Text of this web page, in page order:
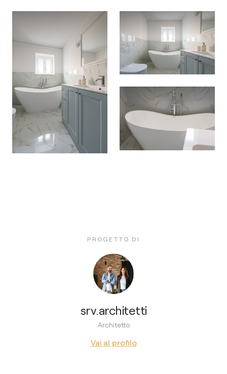
PROGETTO DI
srv.architetti
Architetto
Vai al profilo